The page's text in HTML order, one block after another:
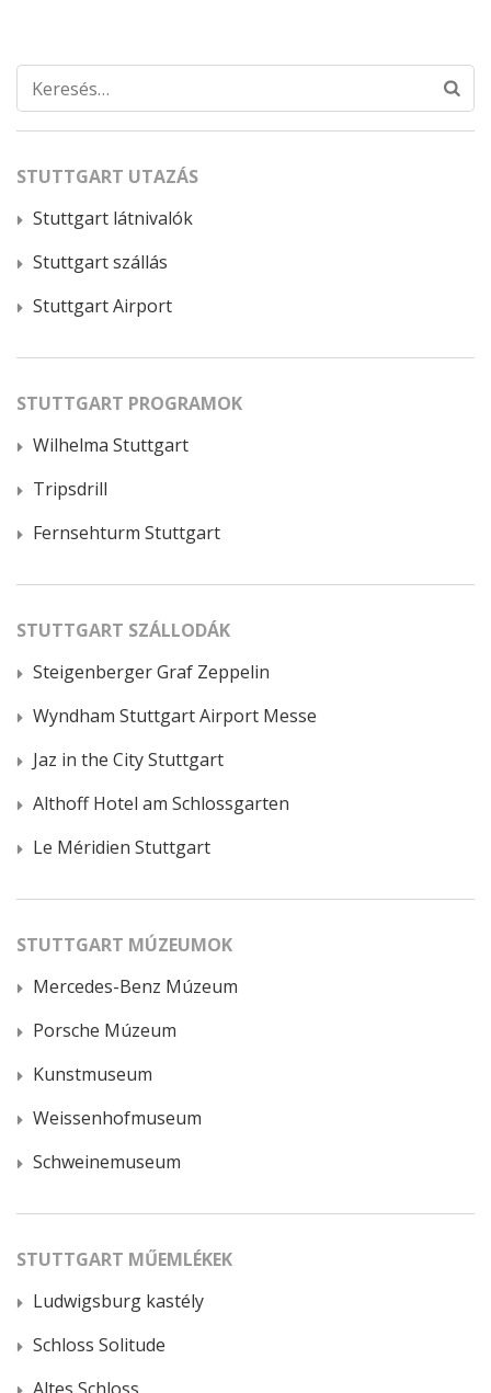
Keresés:
STUTTGART UTAZÁS
Stuttgart látnivalók
Stuttgart szállás
Stuttgart Airport
STUTTGART PROGRAMOK
Wilhelma Stuttgart
Tripsdrill
Fernsehturm Stuttgart
STUTTGART SZÁLLODÁK
Steigenberger Graf Zeppelin
Wyndham Stuttgart Airport Messe
Jaz in the City Stuttgart
Althoff Hotel am Schlossgarten
Le Méridien Stuttgart
STUTTGART MÚZEUMOK
Mercedes-Benz Múzeum
Porsche Múzeum
Kunstmuseum
Weissenhofmuseum
Schweinemuseum
STUTTGART MŰEMLÉKEK
Ludwigsburg kastély
Schloss Solitude